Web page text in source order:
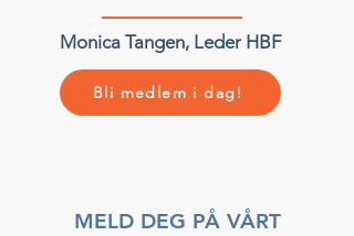
Monica Tangen, Leder HBF
Bli medlem i dag!
MELD DEG PÅ VÅRT